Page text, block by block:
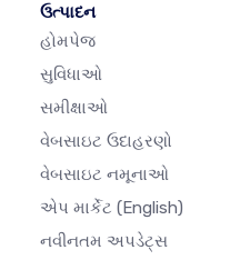
ઉત્પાદન
હોમપેજ
સુવિધાઓ
સમીક્ષાઓ
વેબસાઇટ ઉદાહરણો
વેબસાઇટ નમૂનાઓ
એપ માર્કેટ (English)
નવીનતમ અપડેટ્સ